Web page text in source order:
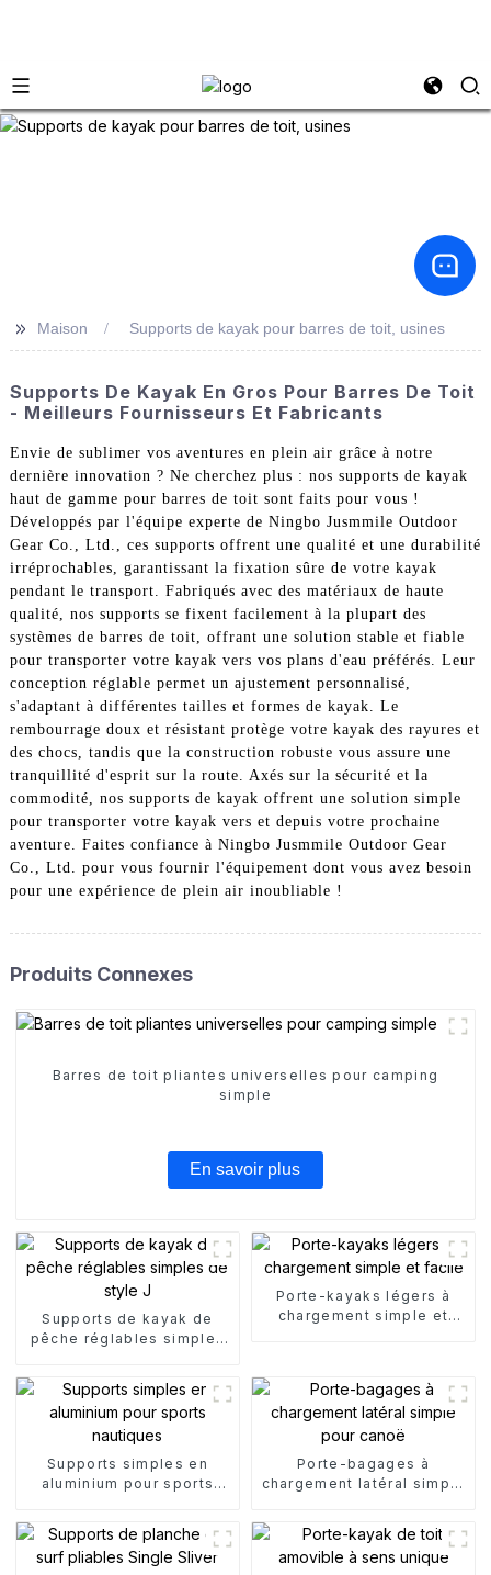
>> Maison Supports de kayak pour barres de toit, usines
Supports De Kayak En Gros Pour Barres De Toit
- Meilleurs Fournisseurs Et Fabricants
Envie de sublimer vos aventures en plein air grâce à notre
dernière innovation ? Ne cherchez plus : nos supports de kayak
haut de gamme pour barres de toit sont faits pour vous !
Développés par l'équipe experte de Ningbo Jusmmile Outdoor
Gear Co., Ltd., ces supports offrent une qualité et une durabilité
irréprochables, garantissant la fixation sûre de votre kayak
pendant le transport. Fabriqués avec des matériaux de haute
qualité, nos supports se fixent facilement à la plupart des
systèmes de barres de toit, offrant une solution stable et fiable
pour transporter votre kayak vers vos plans d'eau préférés. Leur
conception réglable permet un ajustement personnalisé,
s'adaptant à différentes tailles et formes de kayak. Le
rembourrage doux et résistant protège votre kayak des rayures et
des chocs, tandis que la construction robuste vous assure une
tranquillité d'esprit sur la route. Axés sur la sécurité et la
commodité, nos supports de kayak offrent une solution simple
pour transporter votre kayak vers et depuis votre prochaine
aventure. Faites confiance à Ningbo Jusmmile Outdoor Gear
Co., Ltd. pour vous fournir l'équipement dont vous avez besoin
pour une expérience de plein air inoubliable !
Produits Connexes
Barres de toit pliantes universelles pour camping
simple
En savoir plus
Supports de kayak de
pêche réglables simples
Porte-kayaks légers à
chargement simple et
Supports simples en
aluminium pour sports
Porte-bagages à
chargement latéral simple